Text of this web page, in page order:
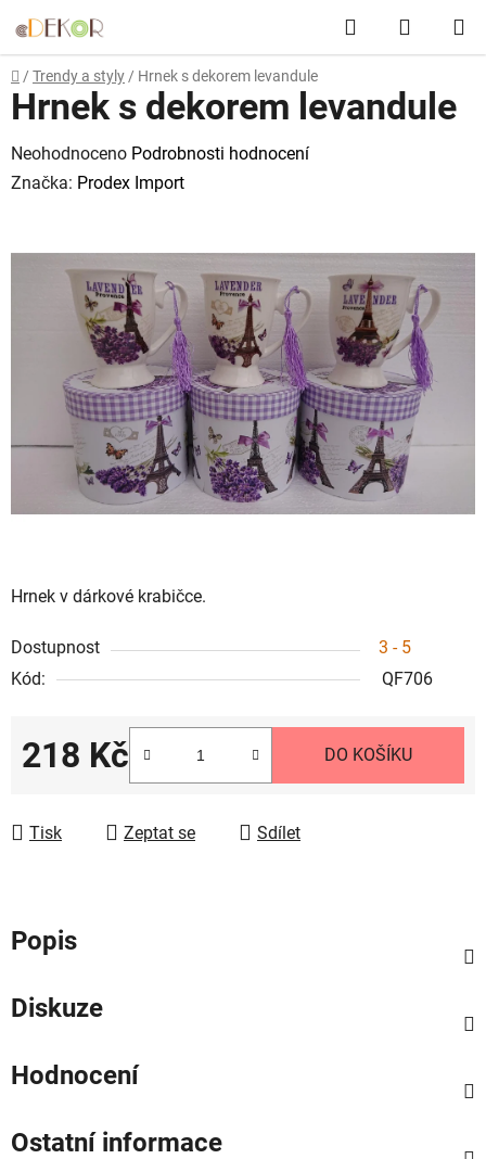
na
obsah
Hledat
KOŠÍK
Domů
/ Trendy a styly / Hrnek s dekorem levandule
Hrnek v dárkové krabičce.
Dostupnost
3 - 5
Kód:
QF706
218 Kč DO KOŠÍKU
Tisk Zeptat se Sdílet
Hrnek s dekorem levandule
Průměrné
hodnocení
Neohodnoceno Podrobnosti hodnocení
Značka: Prodex Import
Popis
Diskuze
Hodnocení
Ostatní informace